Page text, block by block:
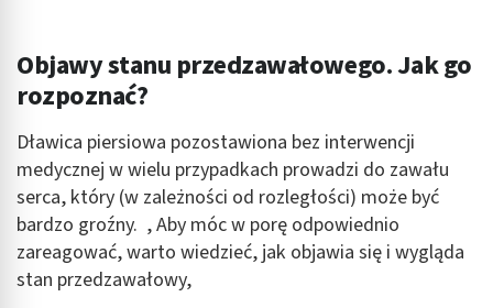
Objawy stanu przedzawałowego. Jak go
rozpoznać?
Dławica piersiowa pozostawiona bez interwencji
medycznej w wielu przypadkach prowadzi do zawału
serca, który (w zależności od rozległości) może być
bardzo groźny. , Aby móc w porę odpowiednio
zareagować, warto wiedzieć, jak objawia się i wygląda
stan przedzawałowy,